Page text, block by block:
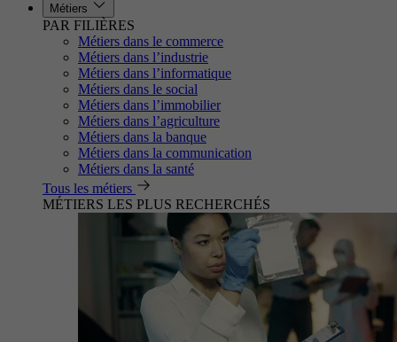
Métiers
PAR FILIÈRES
Métiers dans le commerce
Métiers dans l’industrie
Métiers dans l’informatique
Métiers dans le social
Métiers dans l’immobilier
Métiers dans l’agriculture
Métiers dans la banque
Métiers dans la communication
Métiers dans la santé
Tous les métiers
MÉTIERS LES PLUS RECHERCHÉS